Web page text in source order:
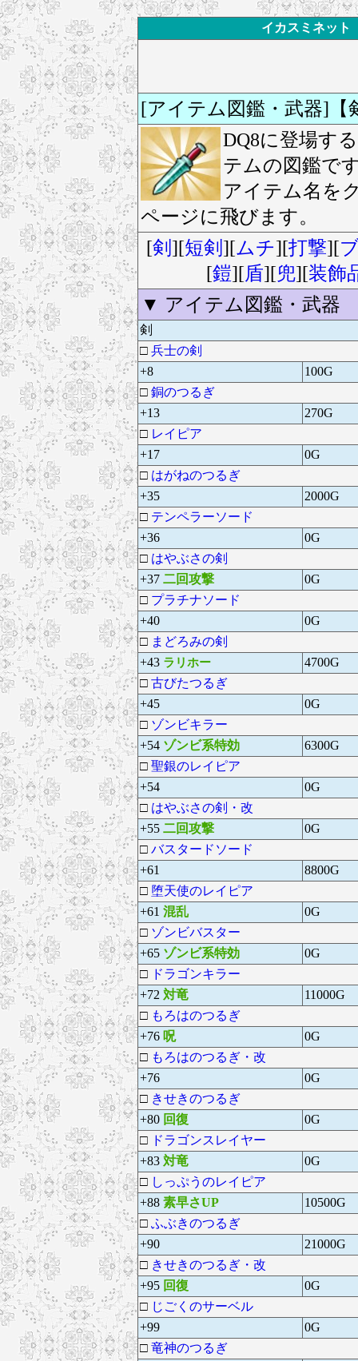
イカスミネット
[アイテム図鑑・武器]【
DQ8に登場す
テムの図鑑で
アイテム名を
ページに飛びます。
[剣 ][短剣 ][ムチ][打撃][
[鎧][盾][兜][装飾
▼ アイテム図鑑・武器
剣
□ 兵士の剣
+8
100G
□ 銅のつるぎ
+13
270G
□ レイピア
+17
0G
□ はがねのつるぎ
+35
2000G
□ テンペラーソード
+36
0G
□ はやぶさの剣
+37 二回攻撃
0G
□ プラチナソード
+40
0G
□ まどろみの剣
+43 ラリホー
4700G
□ 古びたつるぎ
+45
0G
□ ゾンビキラー
+54 ゾンビ系特効
6300G
□ 聖銀のレイピア
+54
0G
□ はやぶさの剣・改
+55 二回攻撃
0G
□ バスタードソード
+61
8800G
□ 堕天使のレイピア
+61 混乱
0G
□ ゾンビバスター
+65 ゾンビ系特効
0G
□ ドラゴンキラー
+72 対竜
11000G
□ もろはのつるぎ
+76 呪
0G
□ もろはのつるぎ・改
+76
0G
□ きせきのつるぎ
+80 回復
0G
□ ドラゴンスレイヤー
+83 対竜
0G
□ しっぷうのレイピア
+88 素早さUP
10500G
□ ふぶきのつるぎ
+90
21000G
□ きせきのつるぎ・改
+95 回復
0G
□ じごくのサーベル
+99
0G
□ 竜神のつるぎ